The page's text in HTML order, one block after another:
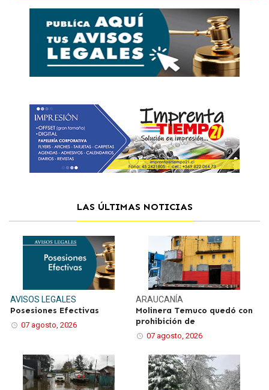
LAS ÚLTIMAS NOTICIAS
AVISOS LEGALES
Posesiones Efectivas
07 agosto, 2026
ARAUCANÍA
Molinera Temuco quedó con
prohibición de
07 agosto, 2026